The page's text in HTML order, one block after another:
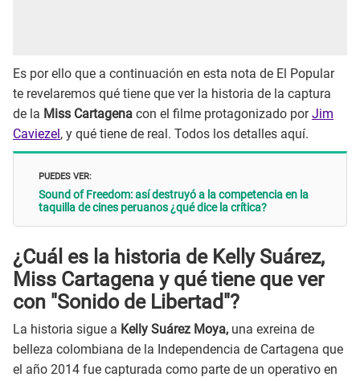
Es por ello que a continuación en esta nota de El Popular
te revelaremos qué tiene que ver la historia de la captura
de la Miss Cartagena con el filme protagonizado porJim
Caviezel, y qué tiene de real. Todos los detalles aquí.
PUEDES VER:
Sound of Freedom: así destruyó a la competencia en la
taquilla de cines peruanos ¿qué dice la crítica?
¿Cuál es la historia de Kelly Suárez,
Miss Cartagena y qué tiene que ver
con "Sonido de Libertad"?
La historia sigue a Kelly Suárez Moya, una exreina de
belleza colombiana de la Independencia de Cartagena que
el año 2014 fue capturada como parte de un operativo en